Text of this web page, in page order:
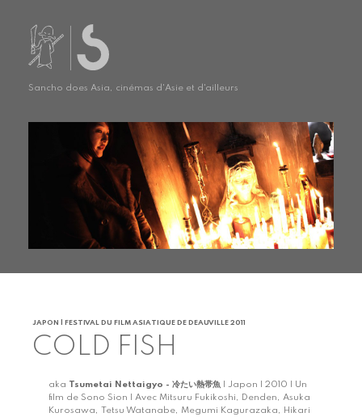
Sancho does Asia, cinémas d'Asie et d'ailleurs
JAPON | FESTIVAL DU FILM ASIATIQUE DE DEAUVILLE 2011
COLD FISH
aka Tsumetai Nettaigyo - 冷たい熱帯魚 | Japon | 2010 | Un
film de Sono Sion | Avec Mitsuru Fukikoshi, Denden, Asuka
Kurosawa, Tetsu Watanabe, Megumi Kagurazaka, Hikari